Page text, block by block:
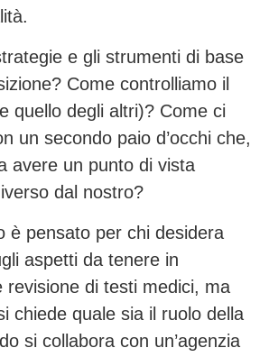
e gli strumenti di base
Come controlliamo il
quello degli altri)? Come ci
un secondo paio d’occhi che,
avere un punto di vista
dal nostro?
è pensato per chi desidera
aspetti da tenere in
revisione di testi medici, ma
chiede quale sia il ruolo della
si collabora con un’agenzia